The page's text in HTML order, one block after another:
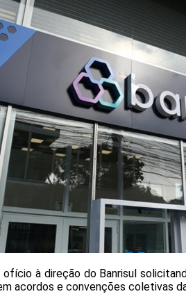
ofício à direção do Banrisul
acordos e convenções coletivas